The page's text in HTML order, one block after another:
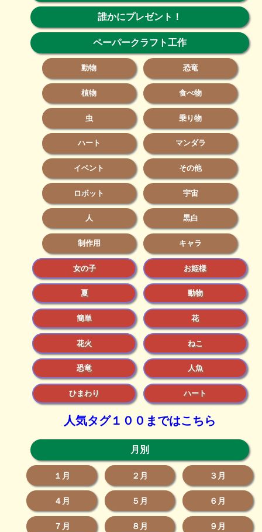
誰かにプレゼント！
ペーパークラフト工作
動物 恐竜
植物 食べ物
虫 乗り物
ハート マンダラ
イベント その他
ロボット 宇宙
人 黒白
制作用 キャラ
女の子 お姫様
夏 動物
簡単 花
花火 ねこ
恐竜 人魚
ひまわり ハート
人気タグ１００まではこちら
月別
１月 ２月 ３月
４月 ５月 ６月
７月 ８月 ９月